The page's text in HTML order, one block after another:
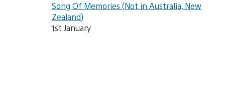
Song Of Memories (Not in Australia, New
Zealand)
1st January